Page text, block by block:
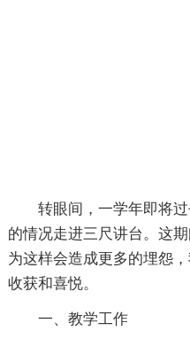
转眼间，一学年即将
的情况走进三尺讲台。这
为这样会造成更多的埋怨
收获和喜悦。
一、教学工作